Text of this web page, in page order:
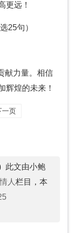
更远！
献力量。相信
辉煌的未来！
一页
此文由小鲍
情人 栏目，本